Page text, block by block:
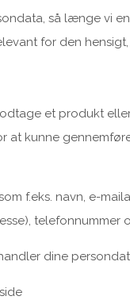
så længe vi
for den
et produkt
at kunne
f.eks. navn, e-
telefonnummer
dine